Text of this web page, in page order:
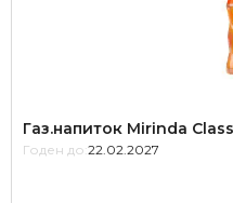
Газ.напиток Mirinda
Годен до: 22.02.2027